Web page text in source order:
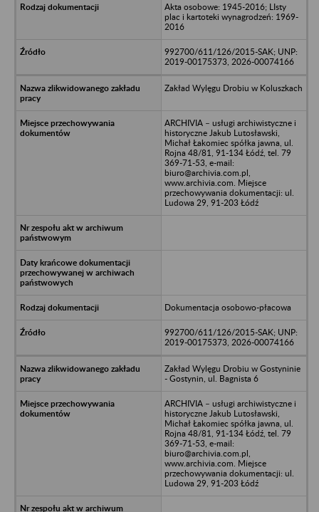
Akta osobowe: 1945-2016; LIsty
plac i kartoteki wynagrodzeń: 1969-
2016
992700/611/126/2015-SAK; UNP:
2019-00175373, 2026-00074166
Zakład Wylęgu Drobiu w Koluszkach
ARCHIVIA – usługi archiwistyczne i
historyczne Jakub Lutosławski,
Michał Łakomiec spółka jawna, ul.
Rojna 48/81, 91-134 Łódź, tel. 79
369-71-53, e-mail:
biuro@archivia.com.pl,
www.archivia.com. Miejsce
przechowywania dokumentacji: ul.
Ludowa 29, 91-203 Łódź
Dokumentacja osobowo-płacowa
992700/611/126/2015-SAK; UNP:
2019-00175373, 2026-00074166
Zakład Wylęgu Drobiu w Gostyninie
- Gostynin, ul. Bagnista 6
ARCHIVIA – usługi archiwistyczne i
historyczne Jakub Lutosławski,
Michał Łakomiec spółka jawna, ul.
Rojna 48/81, 91-134 Łódź, tel. 79
369-71-53, e-mail:
biuro@archivia.com.pl,
www.archivia.com. Miejsce
przechowywania dokumentacji: ul.
Ludowa 29, 91-203 Łódź